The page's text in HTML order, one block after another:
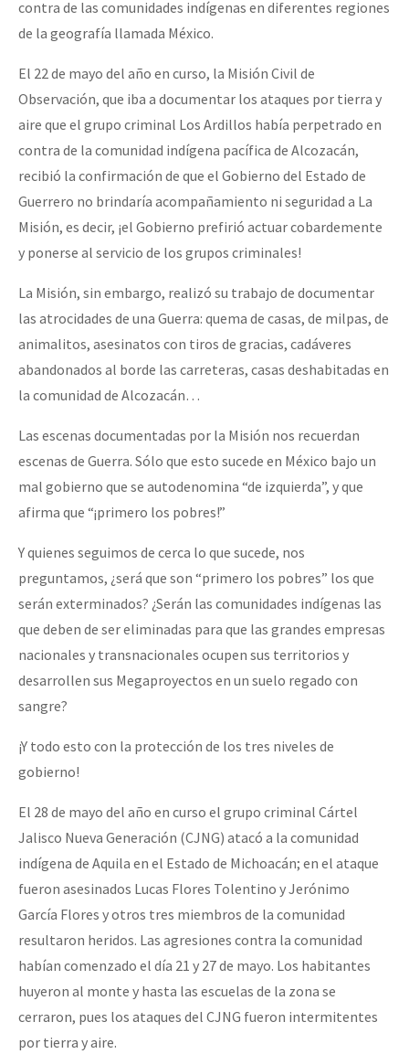
Mundo
La Sexta
AutonomÍa y Resistencia
Megaproyectos
Migración
Presos
Mujeres
Niñxs
ETIQUETAS
MULTIMEDIA
Audio
Fotorreportaje
Video
la naturaleza bajo asedio)
Libros para descargar
Medios Libres
Eventos
Contacto
Dia 1: Encontro “Guerra contra a Humanidade”
[CDMX – 20 julio] Jornadas globales por la libertad de Jesús
“Sonhando a Terra do Bem Virá” se publica no Estado Espanhol
Se o México sabe, que o mundo saiba! Nossas lutas pela
[25 abr – CDMX] Tokín por el CNI: 30 años de Resistencia y
contra de las comunidades indígenas en diferentes regiones
de la geografía llamada México.
El 22 de mayo del año en curso, la Misión Civil de
Observación, que iba a documentar los ataques por tierra y
aire que el grupo criminal Los Ardillos había perpetrado en
contra de la comunidad indígena pacífica de Alcozacán,
recibió la confirmación de que el Gobierno del Estado de
Guerrero no brindaría acompañamiento ni seguridad a La
Misión, es decir, ¡el Gobierno prefirió actuar cobardemente
y ponerse al servicio de los grupos criminales!
La Misión, sin embargo, realizó su trabajo de documentar
las atrocidades de una Guerra: quema de casas, de milpas, de
animalitos, asesinatos con tiros de gracias, cadáveres
abandonados al borde las carreteras, casas deshabitadas en
la comunidad de Alcozacán…
Las escenas documentadas por la Misión nos recuerdan
escenas de Guerra. Sólo que esto sucede en México bajo un
mal gobierno que se autodenomina “de izquierda”, y que
afirma que “¡primero los pobres!”
Y quienes seguimos de cerca lo que sucede, nos
preguntamos, ¿será que son “primero los pobres” los que
serán exterminados? ¿Serán las comunidades indígenas las
que deben de ser eliminadas para que las grandes empresas
nacionales y transnacionales ocupen sus territorios y
desarrollen sus Megaproyectos en un suelo regado con
sangre?
¡Y todo esto con la protección de los tres niveles de
gobierno!
El 28 de mayo del año en curso el grupo criminal Cártel
Jalisco Nueva Generación (CJNG) atacó a la comunidad
indígena de Aquila en el Estado de Michoacán; en el ataque
fueron asesinados Lucas Flores Tolentino y Jerónimo
García Flores y otros tres miembros de la comunidad
resultaron heridos. Las agresiones contra la comunidad
habían comenzado el día 21 y 27 de mayo. Los habitantes
huyeron al monte y hasta las escuelas de la zona se
cerraron, pues los ataques del CJNG fueron intermitentes
por tierra y aire.